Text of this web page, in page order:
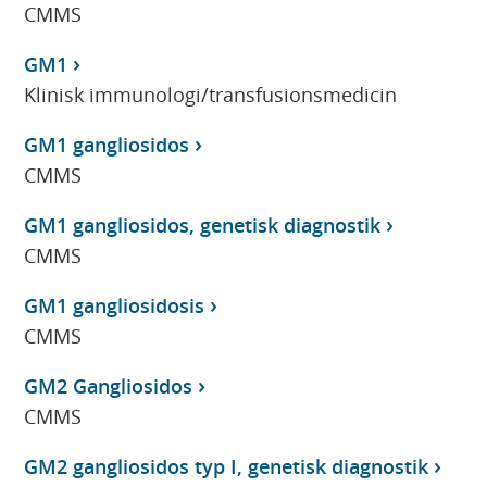
CMMS
GM1
Klinisk immunologi/transfusionsmedicin
GM1 gangliosidos
CMMS
GM1 gangliosidos, genetisk diagnostik
CMMS
GM1 gangliosidosis
CMMS
GM2 Gangliosidos
CMMS
GM2 gangliosidos typ I, genetisk diagnostik